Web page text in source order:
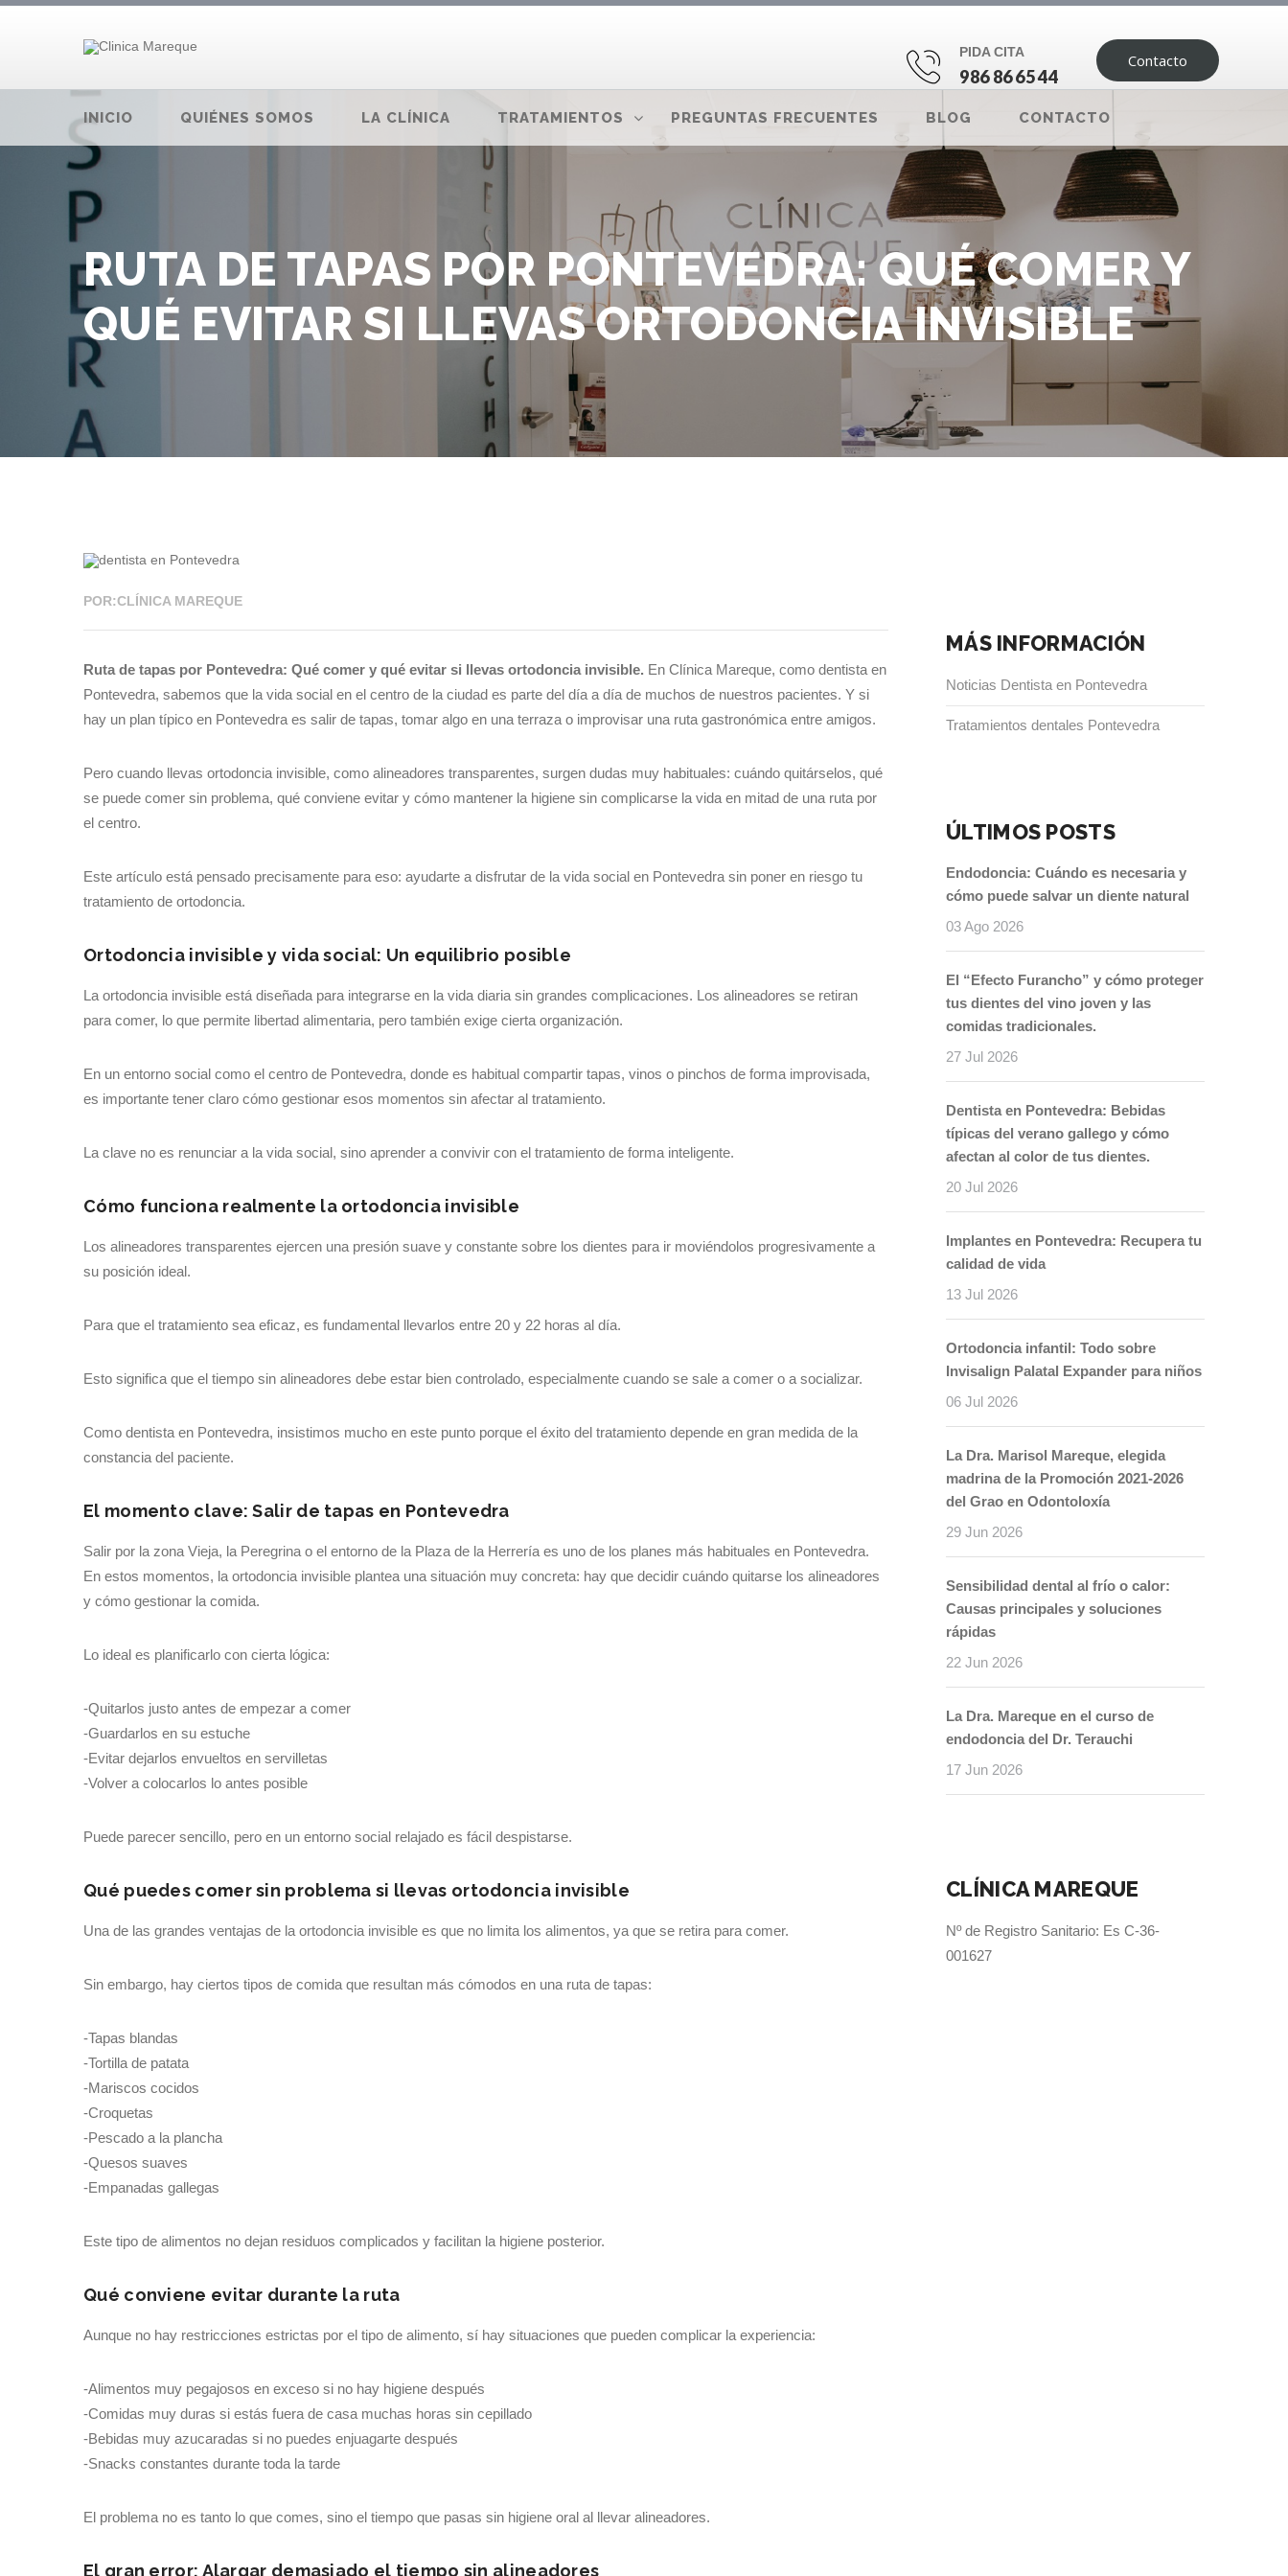
PIDA CITA
986 86 65 44
Contacto
INICIO QUIÉNES SOMOS LA CLÍNICA TRATAMIENTOS PREGUNTAS FRECUENTES BLOG CONTACTO
RUTA DE TAPAS POR PONTEVEDRA: QUÉ COMER Y
QUÉ EVITAR SI LLEVAS ORTODONCIA INVISIBLE
POR:CLÍNICA MAREQUE
Ruta de tapas por Pontevedra: Qué comer y qué evitar si llevas ortodoncia invisible. En Clínica Mareque, como dentista en
Pontevedra, sabemos que la vida social en el centro de la ciudad es parte del día a día de muchos de nuestros pacientes. Y si
hay un plan típico en Pontevedra es salir de tapas, tomar algo en una terraza o improvisar una ruta gastronómica entre amigos.
Pero cuando llevas ortodoncia invisible, como alineadores transparentes, surgen dudas muy habituales: cuándo quitárselos, qué
se puede comer sin problema, qué conviene evitar y cómo mantener la higiene sin complicarse la vida en mitad de una ruta por
el centro.
Este artículo está pensado precisamente para eso: ayudarte a disfrutar de la vida social en Pontevedra sin poner en riesgo tu
tratamiento de ortodoncia.
Ortodoncia invisible y vida social: Un equilibrio posible
La ortodoncia invisible está diseñada para integrarse en la vida diaria sin grandes complicaciones. Los alineadores se retiran
para comer, lo que permite libertad alimentaria, pero también exige cierta organización.
En un entorno social como el centro de Pontevedra, donde es habitual compartir tapas, vinos o pinchos de forma improvisada,
es importante tener claro cómo gestionar esos momentos sin afectar al tratamiento.
La clave no es renunciar a la vida social, sino aprender a convivir con el tratamiento de forma inteligente.
Cómo funciona realmente la ortodoncia invisible
Los alineadores transparentes ejercen una presión suave y constante sobre los dientes para ir moviéndolos progresivamente a
su posición ideal.
Para que el tratamiento sea eficaz, es fundamental llevarlos entre 20 y 22 horas al día.
Esto significa que el tiempo sin alineadores debe estar bien controlado, especialmente cuando se sale a comer o a socializar.
Como dentista en Pontevedra, insistimos mucho en este punto porque el éxito del tratamiento depende en gran medida de la
constancia del paciente.
El momento clave: Salir de tapas en Pontevedra
Salir por la zona Vieja, la Peregrina o el entorno de la Plaza de la Herrería es uno de los planes más habituales en Pontevedra.
En estos momentos, la ortodoncia invisible plantea una situación muy concreta: hay que decidir cuándo quitarse los alineadores
y cómo gestionar la comida.
Lo ideal es planificarlo con cierta lógica:
-Quitarlos justo antes de empezar a comer
-Guardarlos en su estuche
-Evitar dejarlos envueltos en servilletas
-Volver a colocarlos lo antes posible
Puede parecer sencillo, pero en un entorno social relajado es fácil despistarse.
Qué puedes comer sin problema si llevas ortodoncia invisible
Una de las grandes ventajas de la ortodoncia invisible es que no limita los alimentos, ya que se retira para comer.
Sin embargo, hay ciertos tipos de comida que resultan más cómodos en una ruta de tapas:
-Tapas blandas
-Tortilla de patata
-Mariscos cocidos
-Croquetas
-Pescado a la plancha
-Quesos suaves
-Empanadas gallegas
Este tipo de alimentos no dejan residuos complicados y facilitan la higiene posterior.
Qué conviene evitar durante la ruta
Aunque no hay restricciones estrictas por el tipo de alimento, sí hay situaciones que pueden complicar la experiencia:
-Alimentos muy pegajosos en exceso si no hay higiene después
-Comidas muy duras si estás fuera de casa muchas horas sin cepillado
-Bebidas muy azucaradas si no puedes enjuagarte después
-Snacks constantes durante toda la tarde
El problema no es tanto lo que comes, sino el tiempo que pasas sin higiene oral al llevar alineadores.
El gran error: Alargar demasiado el tiempo sin alineadores
MÁS INFORMACIÓN
Noticias Dentista en Pontevedra
Tratamientos dentales Pontevedra
ÚLTIMOS POSTS
Endodoncia: Cuándo es necesaria y
cómo puede salvar un diente natural
03 Ago 2026
El “Efecto Furancho” y cómo proteger
tus dientes del vino joven y las
comidas tradicionales.
27 Jul 2026
Dentista en Pontevedra: Bebidas
típicas del verano gallego y cómo
afectan al color de tus dientes.
20 Jul 2026
Implantes en Pontevedra: Recupera tu
calidad de vida
13 Jul 2026
Ortodoncia infantil: Todo sobre
Invisalign Palatal Expander para niños
06 Jul 2026
La Dra. Marisol Mareque, elegida
madrina de la Promoción 2021-2026
del Grao en Odontoloxía
29 Jun 2026
Sensibilidad dental al frío o calor:
Causas principales y soluciones
rápidas
22 Jun 2026
La Dra. Mareque en el curso de
endodoncia del Dr. Terauchi
17 Jun 2026
CLÍNICA MAREQUE
Nº de Registro Sanitario: Es C-36-
001627